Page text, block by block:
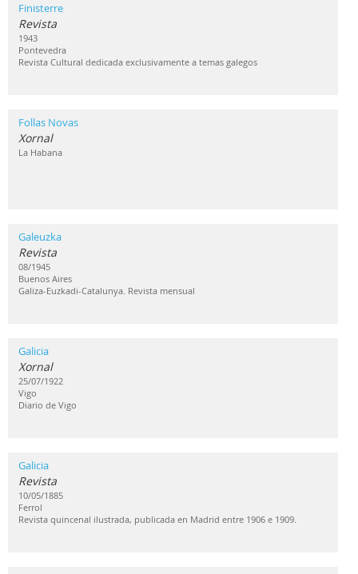
Finisterre
Revista
1943
Pontevedra
Revista Cultural dedicada exclusivamente a temas galegos
Follas Novas
Xornal
La Habana
Galeuzka
Revista
08/1945
Buenos Aires
Galiza-Euzkadi-Catalunya. Revista mensual
Galicia
Xornal
25/07/1922
Vigo
Diario de Vigo
Galicia
Revista
10/05/1885
Ferrol
Revista quincenal ilustrada, publicada en Madrid entre 1906 e 1909.